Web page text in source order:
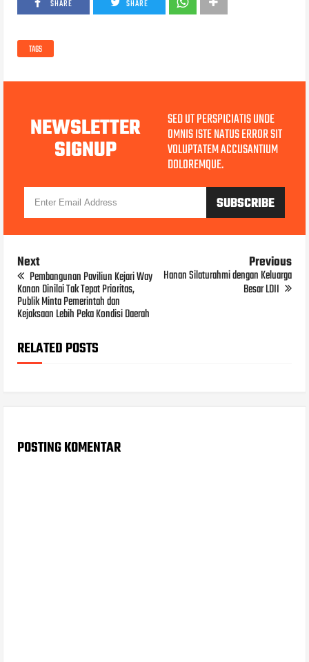
SHARE SHARE
TAGS
NEWSLETTER
SIGNUP
SED UT PERSPICIATIS UNDE
OMNIS ISTE NATUS ERROR SIT
VOLUPTATEM ACCUSANTIUM
DOLOREMQUE.
Next
Pembangunan Paviliun Kejari Way
Kanan Dinilai Tak Tepat Prioritas,
Publik Minta Pemerintah dan
Kejaksaan Lebih Peka Kondisi Daerah
Previous
Hanan Silaturahmi dengan Keluarga
Besar LDII
RELATED POSTS
POSTING KOMENTAR